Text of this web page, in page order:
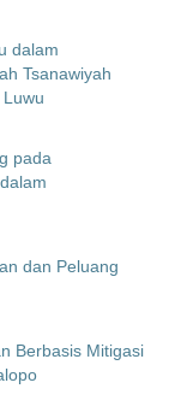
dalam
Tsanawiyah
pada
dan Peluang
Berbasis Mitigasi